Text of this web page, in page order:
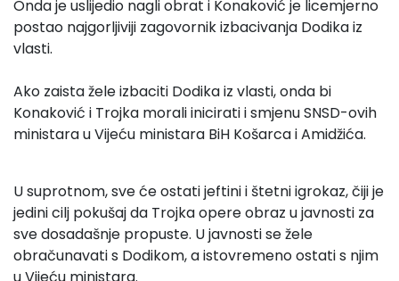
Onda je uslijedio nagli obrat i Konaković je licemjerno
postao najgorljiviji zagovornik izbacivanja Dodika iz
vlasti.
Ako zaista žele izbaciti Dodika iz vlasti, onda bi
Konaković i Trojka morali inicirati i smjenu SNSD-ovih
ministara u Vijeću ministara BiH Košarca i Amidžića.
U suprotnom, sve će ostati jeftini i štetni igrokaz, čiji je
jedini cilj pokušaj da Trojka opere obraz u javnosti za
sve dosadašnje propuste. U javnosti se žele
obračunavati s Dodikom, a istovremeno ostati s njim
u Vijeću ministara.